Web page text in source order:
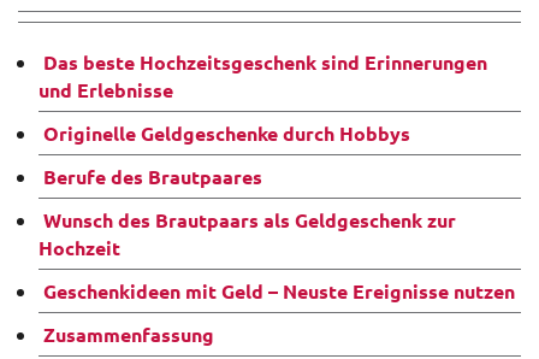
Das beste Hochzeitsgeschenk sind Erinnerungen
und Erlebnisse
Originelle Geldgeschenke durch Hobbys
Berufe des Brautpaares
Wunsch des Brautpaars als Geldgeschenk zur
Hochzeit
Geschenkideen mit Geld – Neuste Ereignisse nutzen
Zusammenfassung